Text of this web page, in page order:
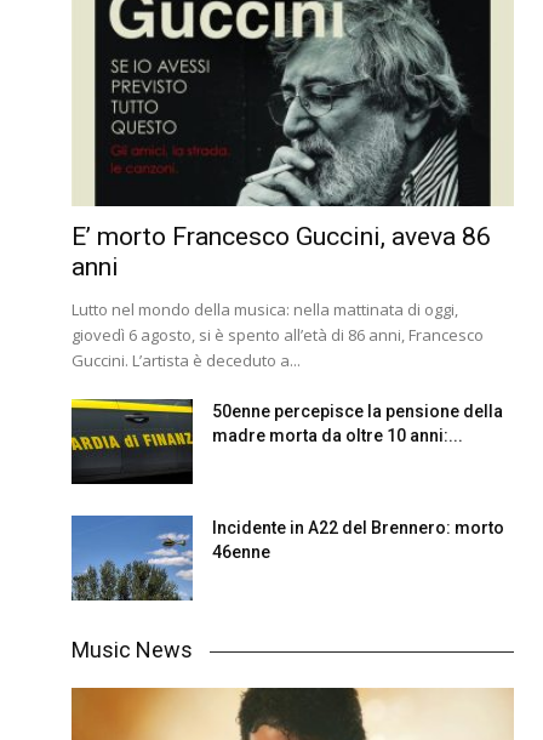
E’ morto Francesco Guccini, aveva 86
anni
Lutto nel mondo della musica: nella mattinata di oggi,
giovedì 6 agosto, si è spento all’età di 86 anni, Francesco
Guccini. L’artista è deceduto a...
50enne percepisce la pensione della
madre morta da oltre 10 anni:...
Incidente in A22 del Brennero: morto
46enne
Music News